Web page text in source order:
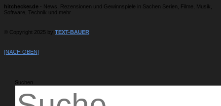
hitchecker.de - News, Rezensionen und Gewinnspiele in Sachen Serien, Filme, Musik,
Software, Technik und mehr
© Copyright 2025 by TEXT-BAUER
[NACH OBEN]
Suchen